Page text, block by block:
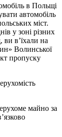
в Польщі
автомобіль
міст.
у зоні різних
ви в’їхали на
Волинської
пропуску
майно за